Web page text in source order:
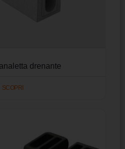
drenante
SCOPRI